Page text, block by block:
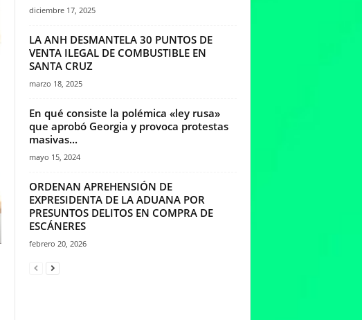
diciembre 17, 2025
LA ANH DESMANTELA 30 PUNTOS DE
VENTA ILEGAL DE COMBUSTIBLE EN
SANTA CRUZ
marzo 18, 2025
En qué consiste la polémica «ley rusa»
que aprobó Georgia y provoca protestas
masivas...
mayo 15, 2024
ORDENAN APREHENSIÓN DE
EXPRESIDENTA DE LA ADUANA POR
PRESUNTOS DELITOS EN COMPRA DE
ESCÁNERES
febrero 20, 2026